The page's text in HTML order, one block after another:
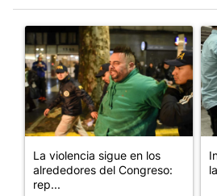
Un artículo de tendencia con el
La violencia sigue en los
alrededores del Congreso:
rep...